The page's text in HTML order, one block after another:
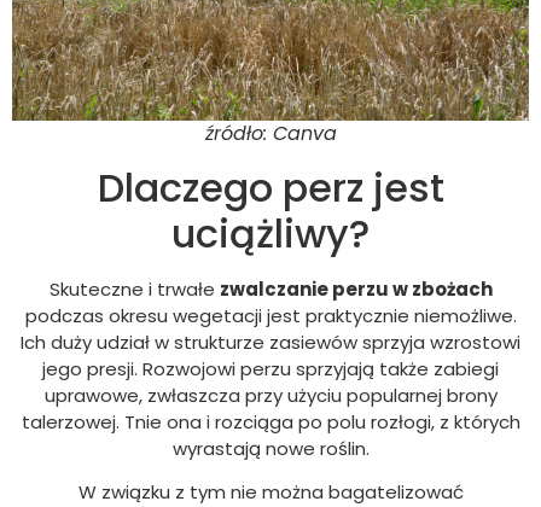
źródło: Canva
Dlaczego perz jest
uciążliwy?
Skuteczne i trwałe zwalczanie perzu w zbożach
podczas okresu wegetacji jest praktycznie niemożliwe.
Ich duży udział w strukturze zasiewów sprzyja wzrostowi
jego presji. Rozwojowi perzu sprzyjają także zabiegi
uprawowe, zwłaszcza przy użyciu popularnej brony
talerzowej. Tnie ona i rozciąga po polu rozłogi, z których
wyrastają nowe roślin.
W związku z tym nie można bagatelizować